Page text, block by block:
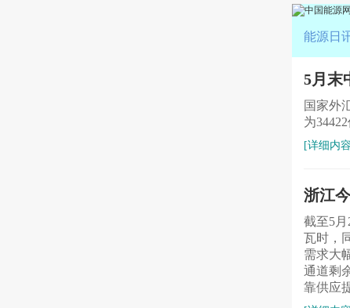
能源日
5月末
国家外
为
[详细内
浙江
截至5
瓦时，
需求大
通道剩
靠供应